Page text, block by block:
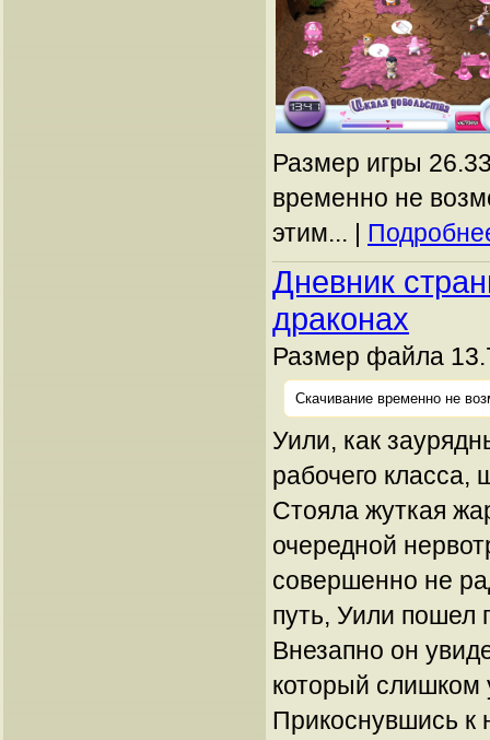
Размер игры
временно не
этим... |
Дневник
драконах
Размер файла
Скачивание временно не
Уили, как
рабочего класса,
Стояла жуткая
очередной
совершенно не
путь, Уили пошел
Внезапно он
который слишком
Прикоснувшись к